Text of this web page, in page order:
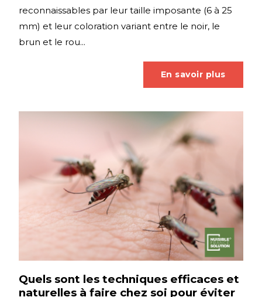
reconnaissables par leur taille imposante (6 à 25
mm) et leur coloration variant entre le noir, le
brun et le rou...
En savoir plus
Quels sont les techniques efficaces et
naturelles à faire chez soi pour éviter